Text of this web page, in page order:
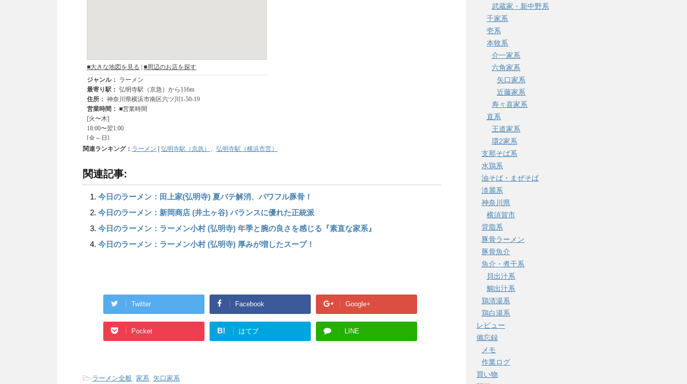
関連ランキング： ラーメン | 弘明寺駅（京急） 、 弘明寺駅（横浜市営）
関連記事:
今日のラーメン：田上家(弘明寺) 夏バテ解消、パワフル豚骨！
今日のラーメン：新岡商店 (井土ヶ谷) バランスに優れた正統派
今日のラーメン：ラーメン小村 (弘明寺) 年季と腕の良さを感じる『素直な家系』
今日のラーメン：ラーメン小村 (弘明寺) 厚みが増したスープ！
Twitter Facebook Google+
Pocket B! はてブ LINE
-ラーメン全般 家系
矢口家系
武蔵家・新中野系
千家系
壱系
本牧系
介一家系
六角家系
矢口家系
近藤家系
寿々喜家系
直系
王道家系
環2家系
支那そば系
水鶏系
油そば・まぜそば
淡麗系
神奈川県
横須賀市
背脂系
豚骨ラーメン
豚骨魚介
魚介・煮干系
貝出汁系
鯛出汁系
鶏清湯系
鶏白湯系
レビュー
備忘録
メモ
作業ログ
買い物